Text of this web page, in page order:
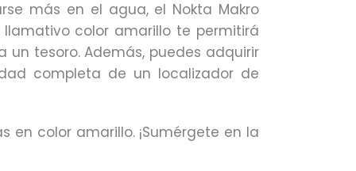
más en el agua, el Nokta Makro
color amarillo te permitirá
tesoro. Además, puedes adquirir
completa de un localizador de
en color amarillo. ¡Sumérgete en la